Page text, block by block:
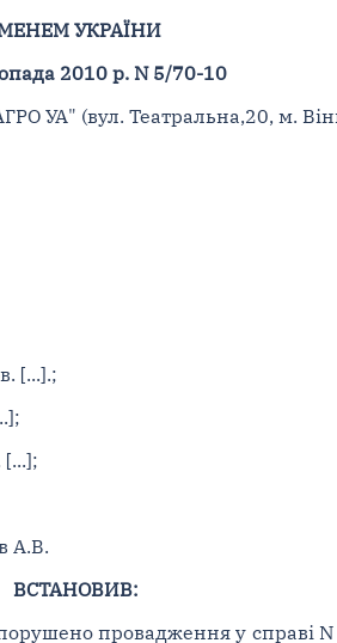
УКРАЇНИ
2010 р. N 5/70-10
УА" (вул. Театральна,20, м.
[...].;
[...];
А.В.
ВСТАНОВИВ:
провадження у справі